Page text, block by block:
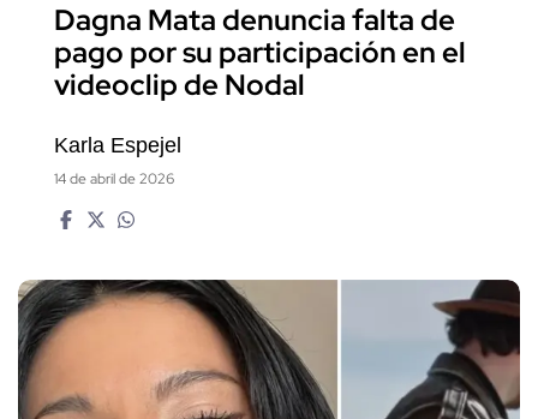
Dagna Mata denuncia falta de
pago por su participación en el
videoclip de Nodal
Karla Espejel
14 de abril de 2026